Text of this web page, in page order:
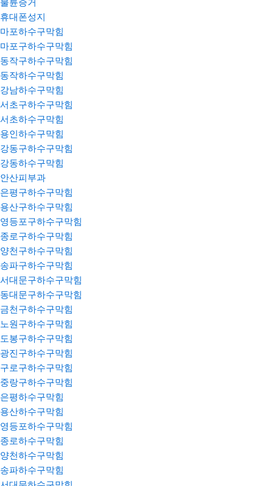
불륜증거
휴대폰성지
마포하수구막힘
마포구하수구막힘
동작구하수구막힘
동작하수구막힘
강남하수구막힘
서초구하수구막힘
서초하수구막힘
용인하수구막힘
강동구하수구막힘
강동하수구막힘
안산피부과
은평구하수구막힘
용산구하수구막힘
영등포구하수구막힘
종로구하수구막힘
양천구하수구막힘
송파구하수구막힘
서대문구하수구막힘
동대문구하수구막힘
금천구하수구막힘
노원구하수구막힘
도봉구하수구막힘
광진구하수구막힘
구로구하수구막힘
중랑구하수구막힘
은평하수구막힘
용산하수구막힘
영등포하수구막힘
종로하수구막힘
양천하수구막힘
송파하수구막힘